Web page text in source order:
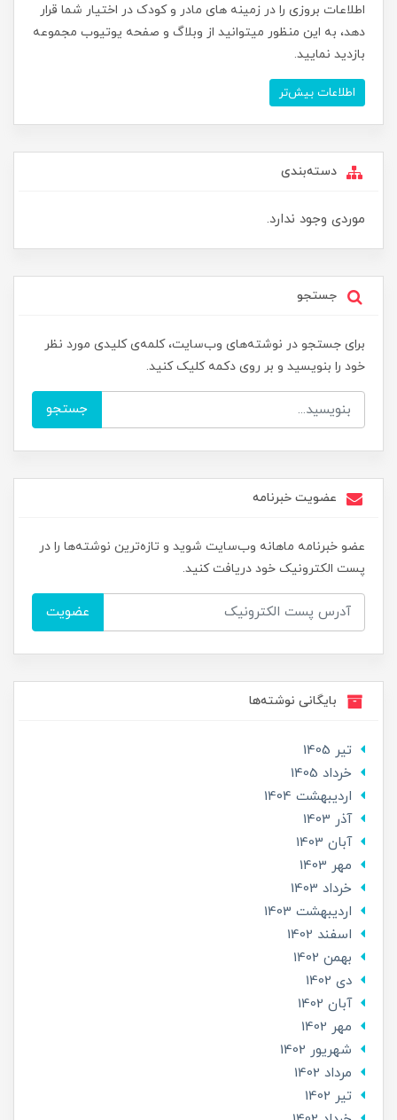
اطلاعات بروزی را در زمینه های مادر و کودک در اختیار شما قرار
دهد، به این منظور میتوانید از وبلاگ و صفحه یوتیوب مجموعه
بازدید نمایید.
اطلاعات بیش‌تر
دسته‌بندی
موردی وجود ندارد.
جستجو
برای جستجو در نوشته‌های وب‌سایت، کلمه‌ی کلیدی مورد نظر
خود را بنویسید و بر روی دکمه کلیک کنید.
جستجو
عضویت خبرنامه
عضو خبرنامه ماهانه وب‌سایت شوید و تازه‌ترین نوشته‌ها را در
پست الکترونیک خود دریافت کنید.
عضویت
بایگانی نوشته‌ها
تير 1405
خرداد 1405
ارديبهشت 1404
آذر 1403
آبان 1403
مهر 1403
خرداد 1403
ارديبهشت 1403
اسفند 1402
بهمن 1402
دی 1402
آبان 1402
مهر 1402
شهریور 1402
مرداد 1402
تير 1402